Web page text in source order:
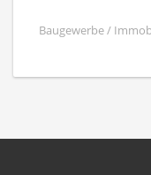
Baugewerbe /